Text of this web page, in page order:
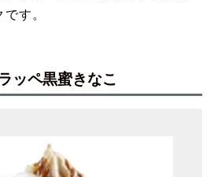
す。
ッペ黒蜜きなこ